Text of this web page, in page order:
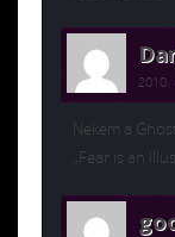
2010.
Nekem a
„Fear is an